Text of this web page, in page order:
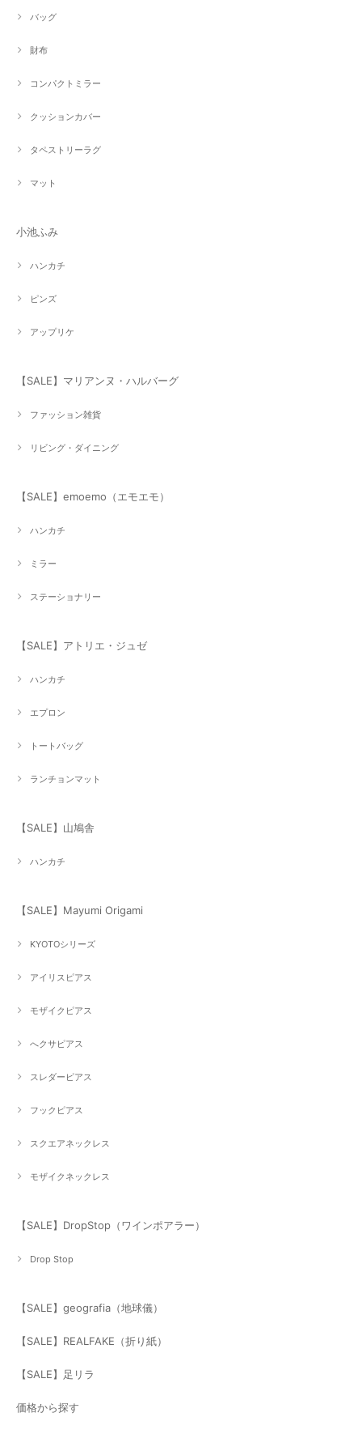
バッグ
財布
コンパクトミラー
クッションカバー
タペストリーラグ
マット
小池ふみ
ハンカチ
ピンズ
アップリケ
【SALE】マリアンヌ・ハルバーグ
ファッション雑貨
リビング・ダイニング
【SALE】emoemo（エモエモ）
ハンカチ
ミラー
ステーショナリー
【SALE】アトリエ・ジュゼ
ハンカチ
エプロン
トートバッグ
ランチョンマット
【SALE】山鳩舎
ハンカチ
【SALE】Mayumi Origami
KYOTOシリーズ
アイリスピアス
モザイクピアス
へクサピアス
スレダーピアス
フックピアス
スクエアネックレス
モザイクネックレス
【SALE】DropStop（ワインポアラー）
Drop Stop
【SALE】geografia（地球儀）
【SALE】REALFAKE（折り紙）
【SALE】足リラ
価格から探す